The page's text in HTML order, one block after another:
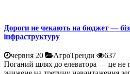
Дороги не чекають на бюджет —
інфраструктуру
червня 20 АгроТренди
637
Поганий шлях до елеватора — це не